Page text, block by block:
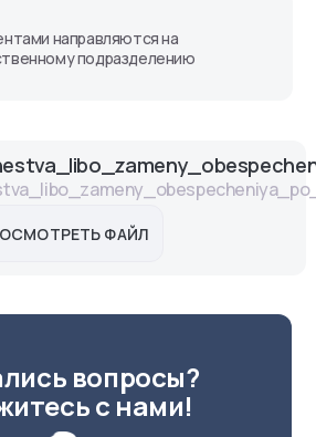
направляются на
подразделению
ФАЙЛ
вопросы?
с нами!